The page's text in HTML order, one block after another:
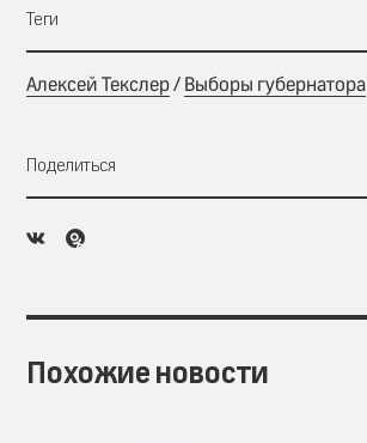
Теги
Алексей Текслер/ Выборы губернатора
Поделиться
Похожие новости